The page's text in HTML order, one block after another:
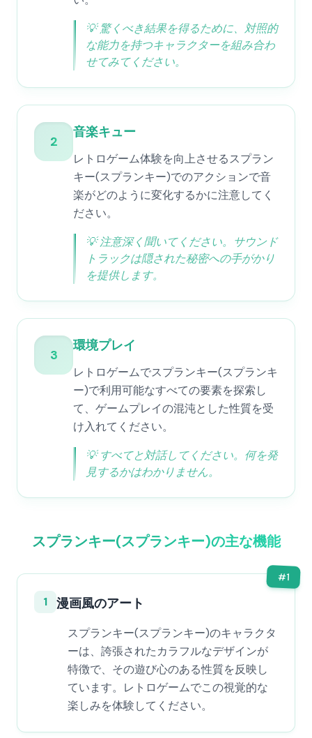
💡驚くべき結果を得るために、対照的
な能力を持つキャラクターを組み合わ
せてみてください。
2
音楽キュー
レトロゲーム体験を向上させるスプラン
キー(スプランキー)でのアクションで音
楽がどのように変化するかに注意してく
ださい。
💡注意深く聞いてください。サウンド
トラックは隠された秘密への手がかり
を提供します。
3
環境プレイ
レトロゲームでスプランキー(スプランキ
ー)で利用可能なすべての要素を探索し
て、ゲームプレイの混沌とした性質を受
け入れてください。
💡すべてと対話してください。何を発
見するかはわかりません。
スプランキー(スプランキー)の主な機能
#1
1 漫画風のアート
スプランキー(スプランキー)のキャラクタ
ーは、誇張されたカラフルなデザインが
特徴で、その遊び心のある性質を反映し
ています。レトロゲームでこの視覚的な
楽しみを体験してください。